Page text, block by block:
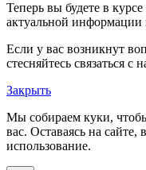
Теперь вы будете в
актуальной информации
Если у вас возникнут
стесняйтесь связаться с
Закрыть
Мы собираем куки,
вас. Оставаясь на сайте,
использование.